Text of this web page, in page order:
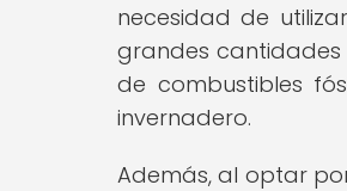
necesidad de
grandes cantidades
de combustibles
invernadero.
Además, al optar